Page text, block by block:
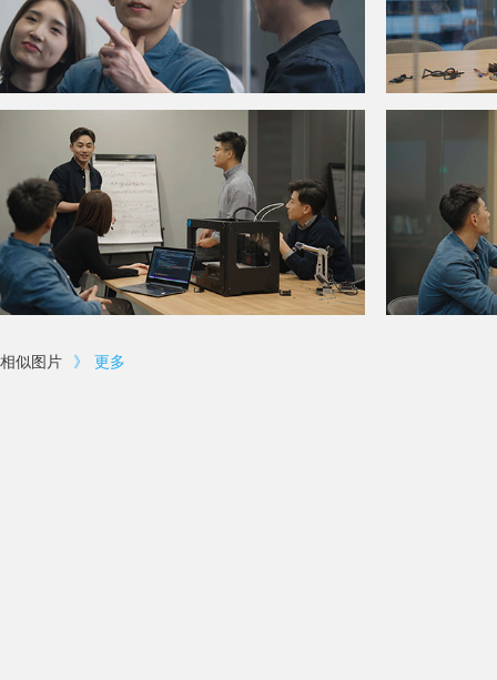
相似图片 》 更多